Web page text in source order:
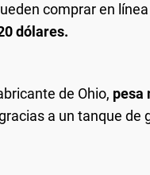
comprar en
dólares.
de Ohio, pesa
a un tanque de